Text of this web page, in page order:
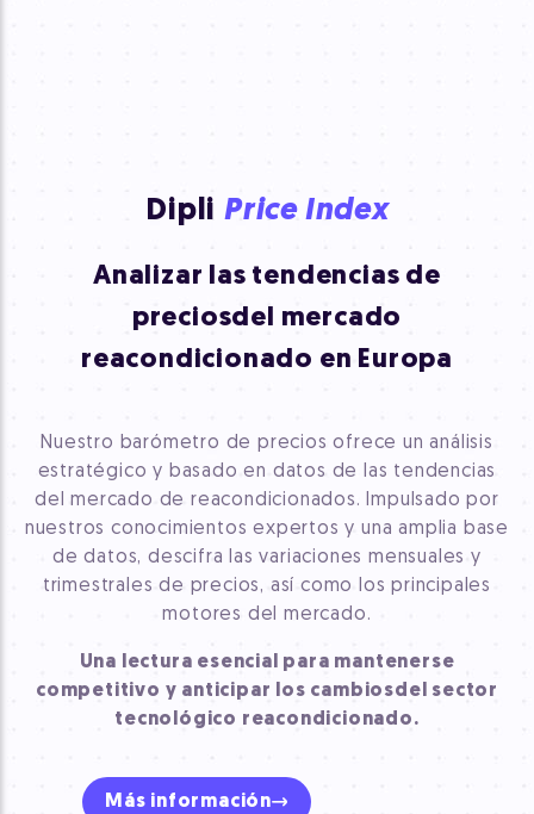
Dipli Price Index
Analizar las tendencias de
preciosdel mercado
reacondicionado en Europa
Nuestro barómetro de precios ofrece un análisis
estratégico y basado en datos de las tendencias
del mercado de reacondicionados. Impulsado por
nuestros conocimientos expertos y una amplia base
de datos, descifra las variaciones mensuales y
trimestrales de precios, así como los principales
motores del mercado.
Una lectura esencial para mantenerse
competitivo y anticipar los cambiosdel sector
tecnológico reacondicionado.
Más información